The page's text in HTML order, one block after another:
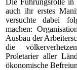
Die Führungsrolle in
auch ihr erstes
versuchte dabei
machen:
Ausbau der
die
Proletarier aller
ökonomische